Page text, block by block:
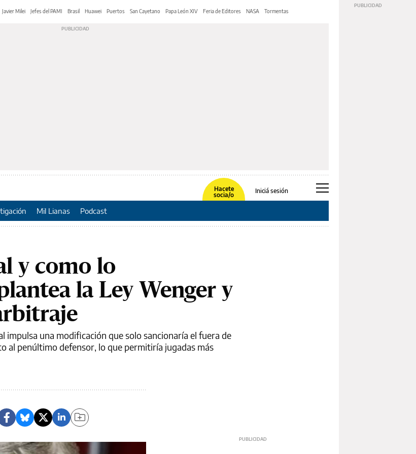
Javier Milei Jefes del PAMI Brasil Huawei Puertos San Cayetano Papa León XIV Feria de Editores NASA Tormentas
Hacete
socia/o
Iniciá sesión
Mil Lianas Podcast
y como lo
la Ley Wenger y
una modificación que solo sancionaría el fuera de
al penúltimo defensor, lo que permitiría jugadas más